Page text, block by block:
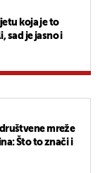
koja je to
sad je jasno i
mreže
Što to znači i